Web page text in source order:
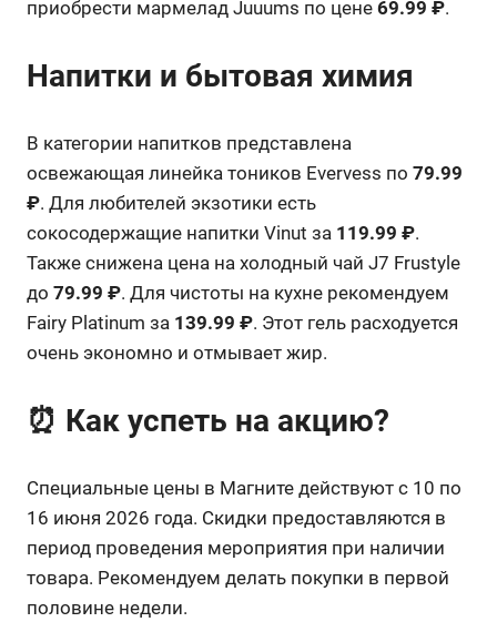
приобрести мармелад Juuums по цене 69.99 ₽.
Напитки и бытовая химия
В категории напитков представлена
освежающая линейка тоников Evervess по 79.99
₽. Для любителей экзотики есть
сокосодержащие напитки Vinut за 119.99 ₽.
Также снижена цена на холодный чай J7 Frustyle
до 79.99 ₽. Для чистоты на кухне рекомендуем
Fairy Platinum за 139.99 ₽. Этот гель расходуется
очень экономно и отмывает жир.
⏰ Как успеть на акцию?
Специальные цены в Магните действуют с 10 по
16 июня 2026 года. Скидки предоставляются в
период проведения мероприятия при наличии
товара. Рекомендуем делать покупки в первой
половине недели.